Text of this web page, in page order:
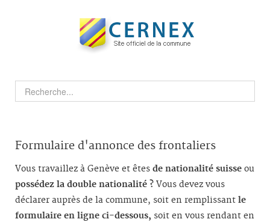
Formulaire d'annonce des frontaliers
Vous travaillez à Genève et êtes de nationalité suisse ou
possédez la double nationalité ? Vous devez vous
déclarer auprès de la commune, soit en remplissant le
formulaire en ligne ci-dessous, soit en vous rendant en